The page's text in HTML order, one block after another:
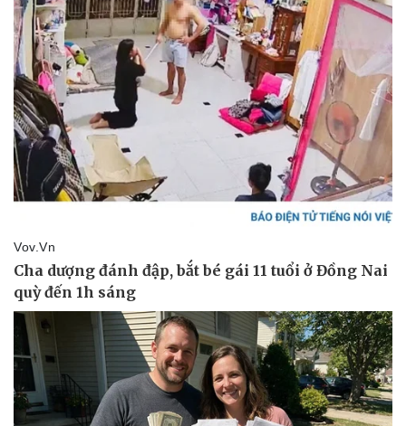
Chứng khoán
Giá cà phê